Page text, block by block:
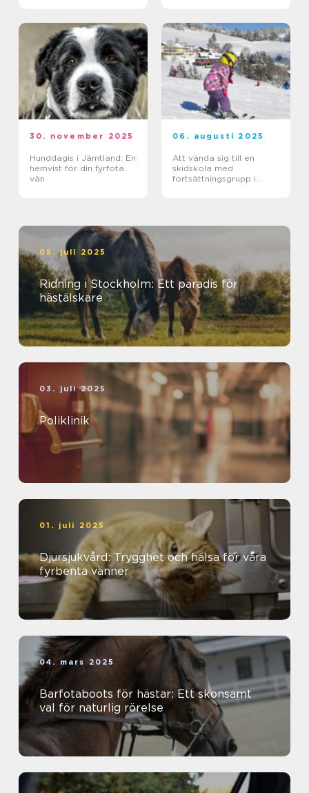
30. november 2025
Hunddagis i Jämtland: En
hemvist för din fyrfota
vän
06. augusti 2025
Att vända sig till en
skidskola med
fortsättningsgrupp i
05. juli 2025
Ridning i Stockholm: Ett paradis för
hästälskare
03. juli 2025
Poliklinik
01. juli 2025
Djursjukvård: Trygghet och hälsa för våra
fyrbenta vänner
04. mars 2025
Barfotaboots för hästar: Ett skonsamt
val för naturlig rörelse